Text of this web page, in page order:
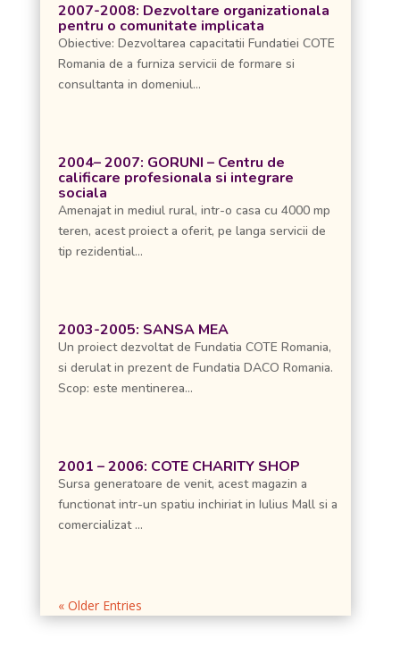
2007-2008: Dezvoltare organizationala
pentru o comunitate implicata
Obiective: Dezvoltarea capacitatii Fundatiei COTE
Romania de a furniza servicii de formare si
consultanta in domeniul...
2004– 2007: GORUNI – Centru de
calificare profesionala si integrare
sociala
Amenajat in mediul rural, intr-o casa cu 4000 mp
teren, acest proiect a oferit, pe langa servicii de
tip rezidential...
2003-2005: SANSA MEA
Un proiect dezvoltat de Fundatia COTE Romania,
si derulat in prezent de Fundatia DACO Romania.
Scop: este mentinerea...
2001 – 2006: COTE CHARITY SHOP
Sursa generatoare de venit, acest magazin a
functionat intr-un spatiu inchiriat in Iulius Mall si a
comercializat ...
« Older Entries